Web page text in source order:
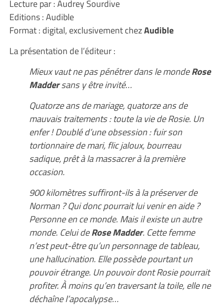
Lecture par : Audrey Sourdive
Editions : Audible
Format : digital, exclusivement chezAudible
La présentation de l’éditeur :
Mieux vaut ne pas pénétrer dans le mondeRose
Maddersans y être invité…
Quatorze ans de mariage, quatorze ans de
mauvais traitements : toute la vie de Rosie. Un
enfer ! Doublé d’une obsession : fuir son
tortionnaire de mari, flic jaloux, bourreau
sadique, prêt à la massacrer à la première
occasion.
900 kilomètres suffiront-ils à la préserver de
Norman ? Qui donc pourrait lui venir en aide ?
Personne en ce monde. Mais il existe un autre
monde. Celui deRose Madder. Cette femme
n’est peut-être qu’un personnage de tableau,
une hallucination. Elle possède pourtant un
pouvoir étrange. Un pouvoir dont Rosie pourrait
profiter. À moins qu’en traversant la toile, elle ne
déchaîne l’apocalypse…